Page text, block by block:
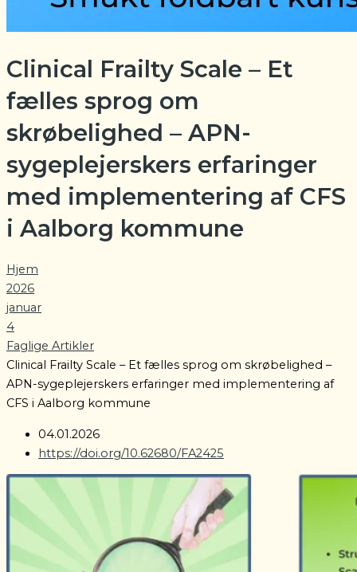
Clinical Frailty Scale – Et
fælles sprog om
skrøbelighed – APN-
sygeplejerskers erfaringer
med implementering af CFS
i Aalborg kommune
Hjem
2026
januar
4
Faglige Artikler
Clinical Frailty Scale – Et fælles sprog om skrøbelighed –
APN-sygeplejerskers erfaringer med implementering af
CFS i Aalborg kommune
04.01.2026
https://doi.org/10.62680/FA2425